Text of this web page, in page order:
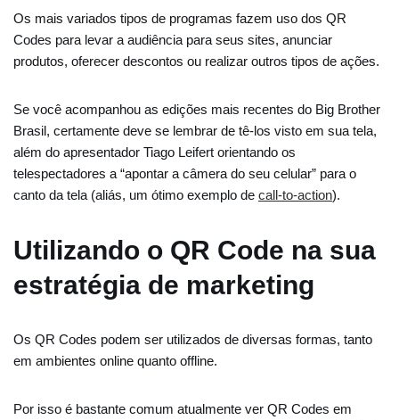
Os mais variados tipos de programas fazem uso dos QR
Codes para levar a audiência para seus sites, anunciar
produtos, oferecer descontos ou realizar outros tipos de ações.
Se você acompanhou as edições mais recentes do Big Brother
Brasil, certamente deve se lembrar de tê-los visto em sua tela,
além do apresentador Tiago Leifert orientando os
telespectadores a “apontar a câmera do seu celular” para o
canto da tela (aliás, um ótimo exemplo de call-to-action).
Utilizando o QR Code na sua
estratégia de marketing
Os QR Codes podem ser utilizados de diversas formas, tanto
em ambientes online quanto offline.
Por isso é bastante comum atualmente ver QR Codes em